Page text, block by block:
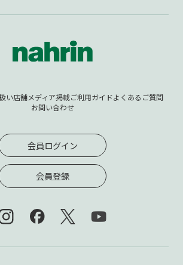
い店舗メディア掲載ご利用ガイドよくあるご質問
お問い合わせ
会員ログイン
会員登録